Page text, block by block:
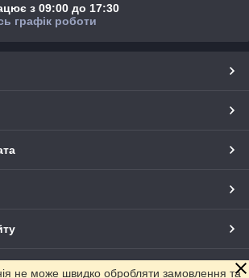
з 09:00 до 17:30
графік роботи
маркетплейсі Prom.ua
не може швидко обробляти замовлення та